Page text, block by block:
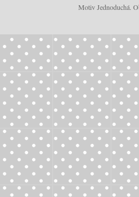
Motiv Jednoduchá.